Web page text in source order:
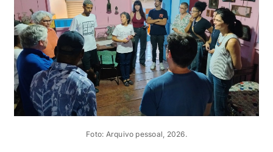
Foto: Arquivo pessoal, 2026.